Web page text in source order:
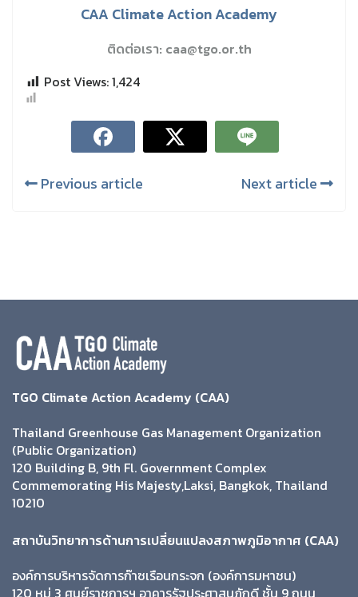
CAA Climate Action Academy
ติดต่อเรา: caa@tgo.or.th
Post Views:1,424
Previous article Next article
TGO Climate Action Academy (CAA)
Thailand Greenhouse Gas Management Organization
(Public Organization)
120 Building B, 9th Fl. Government Complex
Commemorating His Majesty,Laksi, Bangkok, Thailand
10210
สถาบันวิทยาการด้านการเปลี่ยนแปลงสภาพภูมิอากาศ (CAA)
องค์การบริหารจัดการก๊าซเรือนกระจก (องค์การมหาชน)
120 หมู่ 3 ศูนย์ราชการฯ อาคารรัฐประศาสนภักดี ชั้น 9 ถนน